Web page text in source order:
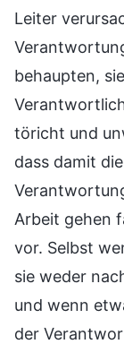
Leiter
behaupten,
töricht und
dass damit
Arbeit gehen
vor. Selbst
sie weder
und wenn
der